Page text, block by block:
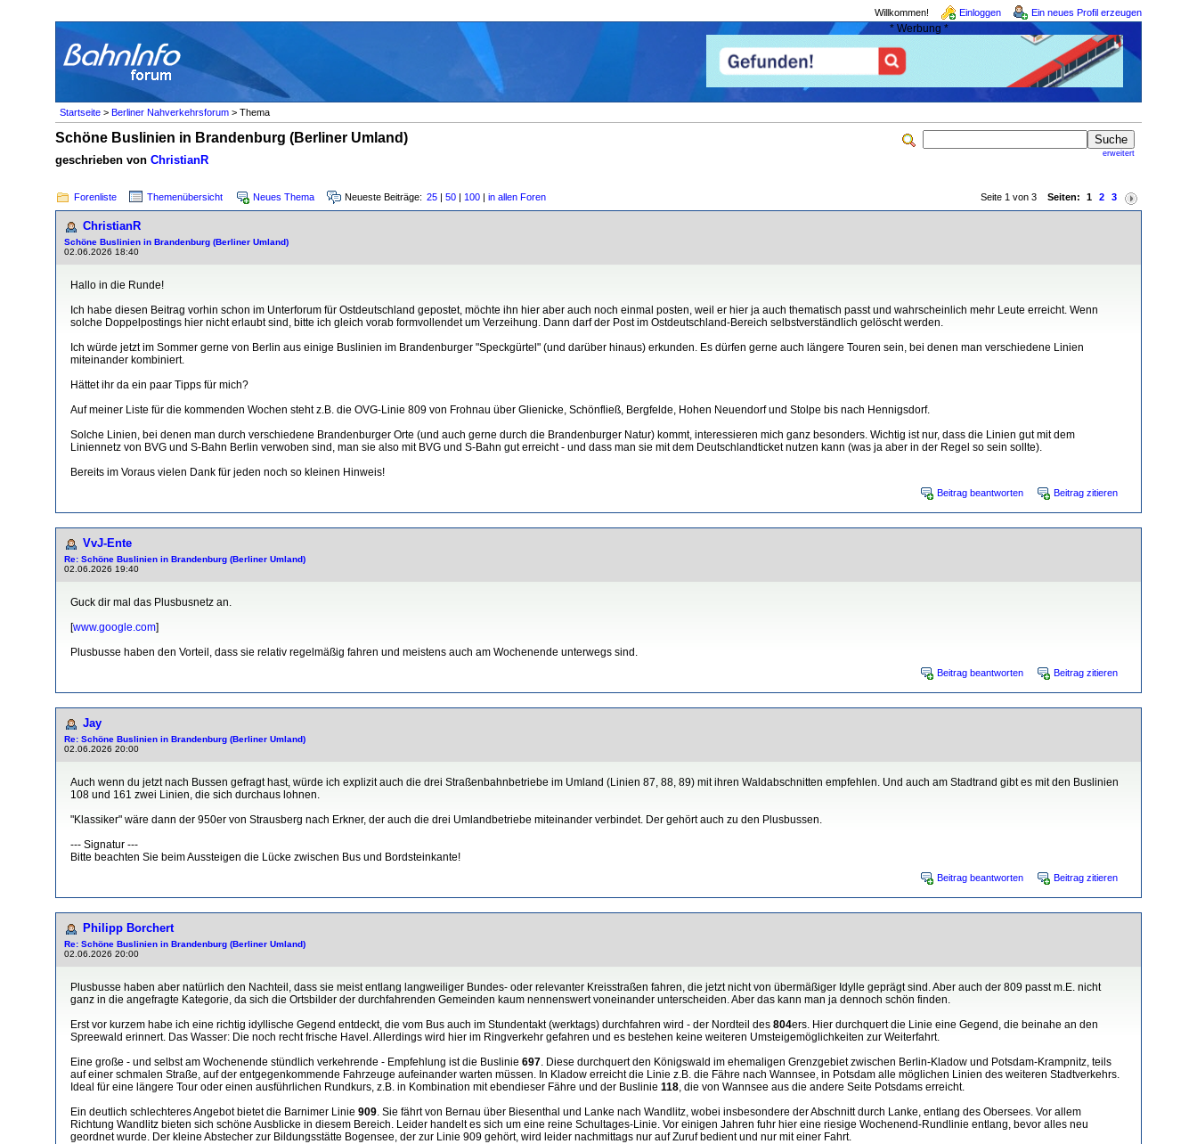
Willkommen! Einloggen Ein neues Profil erzeugen
* Werbung *
Startseite > Berliner Nahverkehrsforum > Thema
erweitert
Schöne Buslinien in Brandenburg (Berliner Umland)
geschrieben von ChristianR
Forenliste Themenübersicht Neues Thema Neueste Beiträge: 25 | 50 | 100 | in allen Foren Seite 1 von 3 Seiten: 1 2 3
ChristianR
Schöne Buslinien in Brandenburg (Berliner Umland)
02.06.2026 18:40
Hallo in die Runde!
Ich habe diesen Beitrag vorhin schon im Unterforum für Ostdeutschland gepostet, möchte ihn hier aber auch noch einmal posten, weil er hier ja auch thematisch passt und wahrscheinlich mehr Leute erreicht. Wenn
solche Doppelpostings hier nicht erlaubt sind, bitte ich gleich vorab formvollendet um Verzeihung. Dann darf der Post im Ostdeutschland-Bereich selbstverständlich gelöscht werden.
Ich würde jetzt im Sommer gerne von Berlin aus einige Buslinien im Brandenburger "Speckgürtel" (und darüber hinaus) erkunden. Es dürfen gerne auch längere Touren sein, bei denen man verschiedene Linien
miteinander kombiniert.
Hättet ihr da ein paar Tipps für mich?
Auf meiner Liste für die kommenden Wochen steht z.B. die OVG-Linie 809 von Frohnau über Glienicke, Schönfließ, Bergfelde, Hohen Neuendorf und Stolpe bis nach Hennigsdorf.
Solche Linien, bei denen man durch verschiedene Brandenburger Orte (und auch gerne durch die Brandenburger Natur) kommt, interessieren mich ganz besonders. Wichtig ist nur, dass die Linien gut mit dem
Liniennetz von BVG und S-Bahn Berlin verwoben sind, man sie also mit BVG und S-Bahn gut erreicht - und dass man sie mit dem Deutschlandticket nutzen kann (was ja aber in der Regel so sein sollte).
Bereits im Voraus vielen Dank für jeden noch so kleinen Hinweis!
Beitrag beantworten Beitrag zitieren
VvJ-Ente
Re: Schöne Buslinien in Brandenburg (Berliner Umland)
02.06.2026 19:40
Guck dir mal das Plusbusnetz an.
[www.google.com]
Plusbusse haben den Vorteil, dass sie relativ regelmäßig fahren und meistens auch am Wochenende unterwegs sind.
Beitrag beantworten Beitrag zitieren
Jay
Re: Schöne Buslinien in Brandenburg (Berliner Umland)
02.06.2026 20:00
Auch wenn du jetzt nach Bussen gefragt hast, würde ich explizit auch die drei Straßenbahnbetriebe im Umland (Linien 87, 88, 89) mit ihren Waldabschnitten empfehlen. Und auch am Stadtrand gibt es mit den Buslinien
108 und 161 zwei Linien, die sich durchaus lohnen.
"Klassiker" wäre dann der 950er von Strausberg nach Erkner, der auch die drei Umlandbetriebe miteinander verbindet. Der gehört auch zu den Plusbussen.
--- Signatur ---
Bitte beachten Sie beim Aussteigen die Lücke zwischen Bus und Bordsteinkante!
Beitrag beantworten Beitrag zitieren
Philipp Borchert
Re: Schöne Buslinien in Brandenburg (Berliner Umland)
02.06.2026 20:00
Plusbusse haben aber natürlich den Nachteil, dass sie meist entlang langweiliger Bundes- oder relevanter Kreisstraßen fahren, die jetzt nicht von übermäßiger Idylle geprägt sind. Aber auch der 809 passt m.E. nicht
ganz in die angefragte Kategorie, da sich die Ortsbilder der durchfahrenden Gemeinden kaum nennenswert voneinander unterscheiden. Aber das kann man ja dennoch schön finden.
Erst vor kurzem habe ich eine richtig idyllische Gegend entdeckt, die vom Bus auch im Stundentakt (werktags) durchfahren wird - der Nordteil des 804ers. Hier durchquert die Linie eine Gegend, die beinahe an den
Spreewald erinnert. Das Wasser: Die noch recht frische Havel. Allerdings wird hier im Ringverkehr gefahren und es bestehen keine weiteren Umsteigemöglichkeiten zur Weiterfahrt.
Eine große - und selbst am Wochenende stündlich verkehrende - Empfehlung ist die Buslinie 697 . Diese durchquert den Königswald im ehemaligen Grenzgebiet zwischen Berlin-Kladow und Potsdam-Krampnitz, teils
auf einer schmalen Straße, auf der entgegenkommende Fahrzeuge aufeinander warten müssen. In Kladow erreicht die Linie z.B. die Fähre nach Wannsee, in Potsdam alle möglichen Linien des weiteren Stadtverkehrs.
Ideal für eine längere Tour oder einen ausführlichen Rundkurs, z.B. in Kombination mit ebendieser Fähre und der Buslinie 118 , die von Wannsee aus die andere Seite Potsdams erreicht.
Ein deutlich schlechteres Angebot bietet die Barnimer Linie 909 . Sie fährt von Bernau über Biesenthal und Lanke nach Wandlitz, wobei insbesondere der Abschnitt durch Lanke, entlang des Obersees. Vor allem
Richtung Wandlitz bieten sich schöne Ausblicke in diesem Bereich. Leider handelt es sich um eine reine Schultages-Linie. Vor einigen Jahren fuhr hier eine riesige Wochenend-Rundlinie entlang, bevor alles neu
geordnet wurde. Der kleine Abstecher zur Bildungsstätte Bogensee, der zur Linie 909 gehört, wird leider nachmittags nur auf Zuruf bedient und nur mit einer Fahrt.